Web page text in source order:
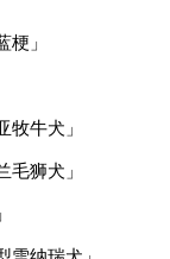
」
牛犬」
狮犬」